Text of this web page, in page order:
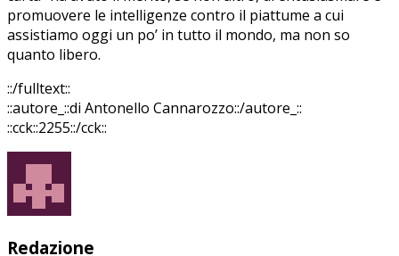
promuovere le intelligenze contro il piattume a cui
assistiamo oggi un po’ in tutto il mondo, ma non so
quanto libero.
::/fulltext::
::autore_::di Antonello Cannarozzo::/autore_::
::cck::2255::/cck::
Redazione